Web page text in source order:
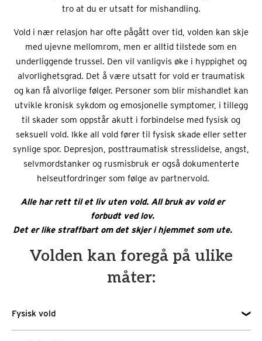
tro at du er utsatt for mishandling.
Vold i nær relasjon har ofte pågått over tid, volden kan skje
med ujevne mellomrom, men er alltid tilstede som en
underliggende trussel. Den vil vanligvis øke i hyppighet og
alvorlighetsgrad. Det å være utsatt for vold er traumatisk
og kan få alvorlige følger. Personer som blir mishandlet kan
utvikle kronisk sykdom og emosjonelle symptomer, i tillegg
til skader som oppstår akutt i forbindelse med fysisk og
seksuell vold. Ikke all vold fører til fysisk skade eller setter
synlige spor. Depresjon, posttraumatisk stresslidelse, angst,
selvmordstanker og rusmisbruk er også dokumenterte
helseutfordringer som følge av partnervold.
Alle har rett til et liv uten vold. All bruk av vold er
forbudt ved lov.
Det er like straffbart om det skjer i hjemmet som ute.
Volden kan foregå på ulike
måter:
Fysisk vold